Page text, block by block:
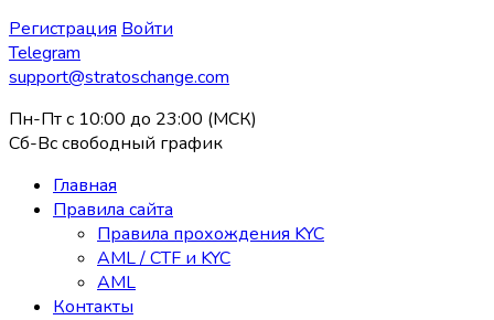
Регистрация Войти
Telegram
support@stratoschange.com
Пн-Пт с 10:00 до 23:00 (МСК)
Сб-Вс свободный график
Главная
Правила сайта
Правила прохождения KYC
AML / CTF и KYC
AML
Контакты